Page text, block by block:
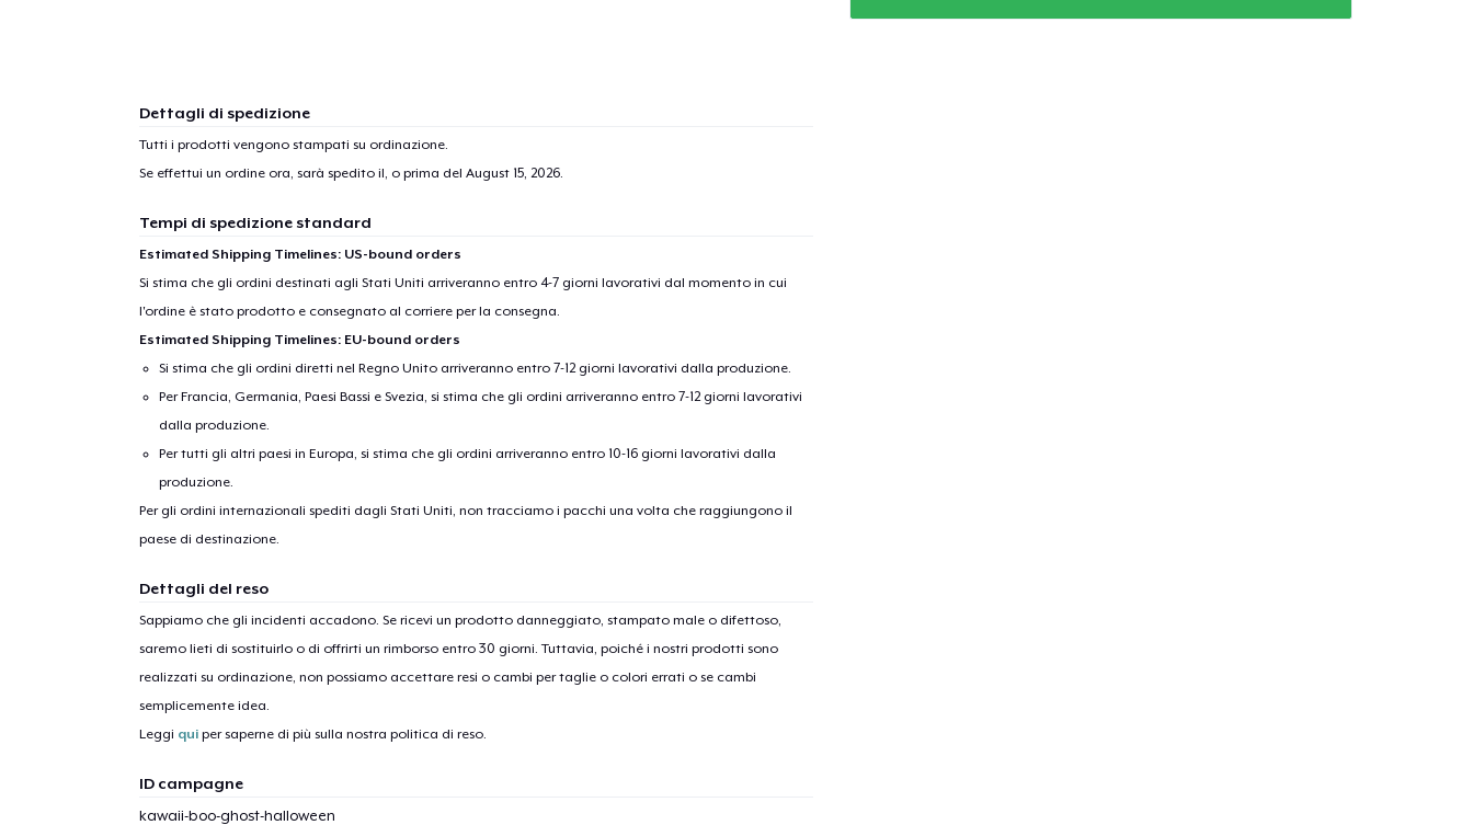
Dettagli di spedizione
Tutti i prodotti vengono stampati su ordinazione.
Se effettui un ordine ora, sarà spedito il, o prima del August 15, 2026.
Tempi di spedizione standard
Estimated Shipping Timelines: US-bound orders
Si stima che gli ordini destinati agli Stati Uniti arriveranno entro 4-7 giorni lavorativi dal momento in cui
l'ordine è stato prodotto e consegnato al corriere per la consegna.
Estimated Shipping Timelines: EU-bound orders
Si stima che gli ordini diretti nel Regno Unito arriveranno entro 7-12 giorni lavorativi dalla produzione.
Per Francia, Germania, Paesi Bassi e Svezia, si stima che gli ordini arriveranno entro 7-12 giorni lavorativi
dalla produzione.
Per tutti gli altri paesi in Europa, si stima che gli ordini arriveranno entro 10-16 giorni lavorativi dalla
produzione.
Per gli ordini internazionali spediti dagli Stati Uniti, non tracciamo i pacchi una volta che raggiungono il
paese di destinazione.
Dettagli del reso
Sappiamo che gli incidenti accadono. Se ricevi un prodotto danneggiato, stampato male o difettoso,
saremo lieti di sostituirlo o di offrirti un rimborso entro 30 giorni. Tuttavia, poiché i nostri prodotti sono
realizzati su ordinazione, non possiamo accettare resi o cambi per taglie o colori errati o se cambi
semplicemente idea.
Leggi quiper saperne di più sulla nostra politica di reso.
ID campagne
kawaii-boo-ghost-halloween
Procedi alla Pagina di